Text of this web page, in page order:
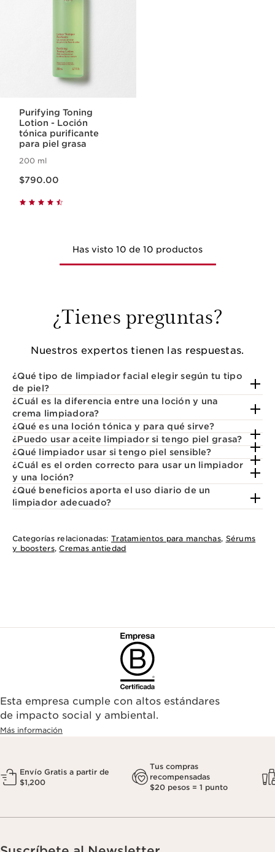
Purifying Toning
Lotion - Loción
tónica purificante
para piel grasa
200 ml
$790.00
Has visto 10 de 10 productos
¿Tienes preguntas?
Nuestros expertos tienen las respuestas.
¿Qué tipo de limpiador facial elegir según tu tipo
de piel?
¿Cuál es la diferencia entre una loción y una
crema limpiadora?
¿Qué es una loción tónica y para qué sirve?
¿Puedo usar aceite limpiador si tengo piel grasa?
¿Qué limpiador usar si tengo piel sensible?
¿Cuál es el orden correcto para usar un limpiador
y una loción?
¿Qué beneficios aporta el uso diario de un
limpiador adecuado?
Categorías relacionadas: Tratamientos para manchas, Sérums
y boosters, Cremas antiedad
Esta empresa cumple con altos estándares
de impacto social y ambiental.
Más información
Envío Gratis a partir de
$1,200
Tus compras
recompensadas
$20 pesos = 1 punto